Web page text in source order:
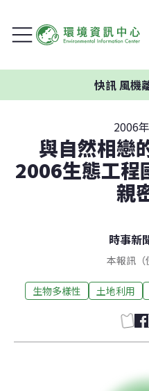
風機離聚
2006
與自然相戀
2006生態工程
親
時事新
本報訊（
生物多樣性 土地利用